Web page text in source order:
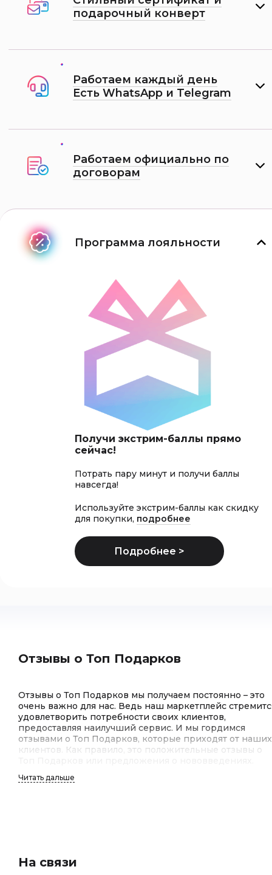
подарочный конверт
Работаем каждый день
Есть WhatsApp и Telеgram
Работаем официально по
договорам
Программа лояльности
Получи экстрим-баллы прямо
сейчас!
Потрать пару минут и получи баллы
навсегда!
Используйте экстрим-баллы как скидку
для покупки, подробнее
Отзывы о Топ Подарков
Отзывы о Топ Подарков мы получаем постоянно – это
очень важно для нас. Ведь наш маркетплейс
удовлетворить потребности своих клиентов,
предоставляя наилучший сервис. И мы гордимся
отзывами о Топ Подарков, которые приходят от наших
клиентов. Как правило, это положительные отзывы о
тем, что среди отзывов клиентов о Топ Подарков
преобладают положительные. Покупатели отмечают
Читать дальше
На связи